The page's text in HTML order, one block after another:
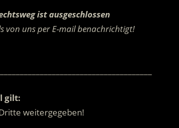
ist ausgeschlossen
von uns per E-mail benachrichtigt!
gilt:
weitergegeben!